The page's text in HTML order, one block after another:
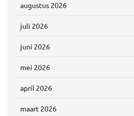
augustus 2026
juli 2026
juni 2026
mei 2026
april 2026
maart 2026